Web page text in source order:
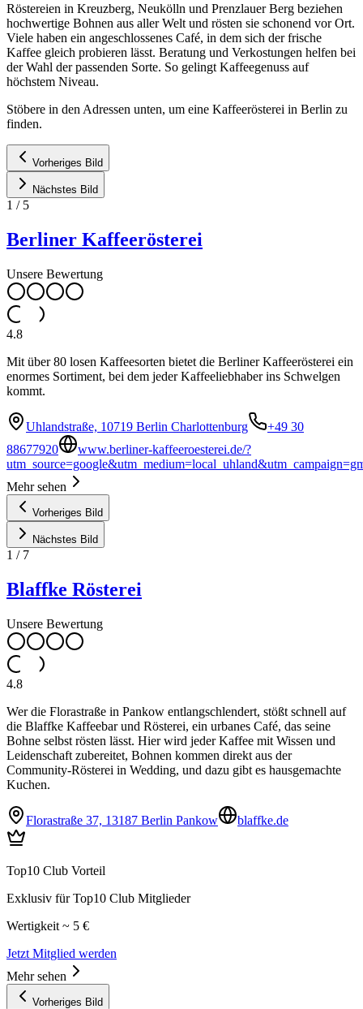
Röstereien in Kreuzberg, Neukölln und Prenzlauer Berg beziehen
hochwertige Bohnen aus aller Welt und rösten sie schonend vor Ort.
Viele haben ein angeschlossenes Café, in dem sich der frische
Kaffee gleich probieren lässt. Beratung und Verkostungen helfen bei
der Wahl der passenden Sorte. So gelingt Kaffeegenuss auf
höchstem Niveau.
Stöbere in den Adressen unten, um eine Kaffeerösterei in Berlin zu
finden.
Vorheriges Bild
Nächstes Bild
1 / 5
Berliner Kaffeerösterei
Unsere Bewertung
4.8
Mit über 80 losen Kaffeesorten bietet die Berliner Kaffeerösterei ein
enormes Sortiment, bei dem jeder Kaffeeliebhaber ins Schwelgen
kommt.
Uhlandstraße, 10719 Berlin Charlottenburg
+49 30
88677920
www.berliner-kaffeeroesterei.de/?
Mehr sehen
Vorheriges Bild
Nächstes Bild
1 / 7
Blaffke Rösterei
Unsere Bewertung
4.8
Wer die Florastraße in Pankow entlangschlendert, stößt schnell auf
die Blaffke Kaffeebar und Rösterei, ein urbanes Café, das seine
Bohne selbst rösten lässt. Hier wird jeder Kaffee mit Wissen und
Leidenschaft zubereitet, Bohnen kommen direkt aus der
Community-Rösterei in Wedding, und dazu gibt es hausgemachte
Kuchen.
Florastraße 37, 13187 Berlin Pankow blaffke.de
Top10 Club Vorteil
Exklusiv für Top10 Club Mitglieder
Wertigkeit ~ 5 €
Jetzt Mitglied werden
Mehr sehen
Vorheriges Bild